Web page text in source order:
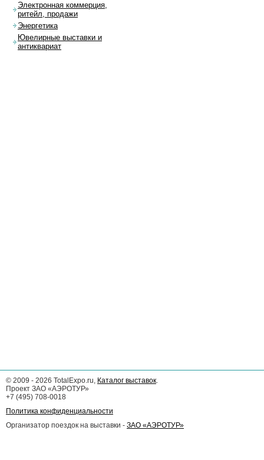
Электронная коммерция,
ритейл, продажи
Энергетика
Ювелирные выставки и
антиквариат
© 2009 - 2026 TotalExpo.ru, Каталог выставок.
Проект ЗАО «АЭРОТУР»
+7 (495) 708-0018
Политика конфиденциальности
Организатор поездок на выставки - ЗАО «АЭРОТУР»